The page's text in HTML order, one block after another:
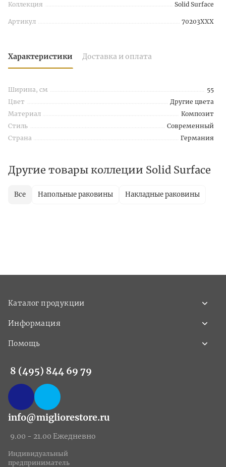
Коллекция Solid Surface
Артикул 70203XXX
Характеристики Доставка и оплата
Ширина, см
55
Цвет
Другие цвета
Материал
Композит
Стиль
Современный
Страна
Германия
Другие товары коллеции Solid Surface
Все Напольные раковины Накладные раковины
Каталог продукции
Информация
Помощь
8 (495) 844 69 79
info@migliorestore.ru
9.00 - 21.00 Ежедневно
Индивидуальный
предприниматель